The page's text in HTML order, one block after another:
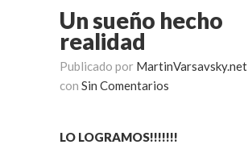
Un sueño hecho
realidad
Publicado por MartinVarsavsky.net
con Sin Comentarios
LO LOGRAMOS!!!!!!!